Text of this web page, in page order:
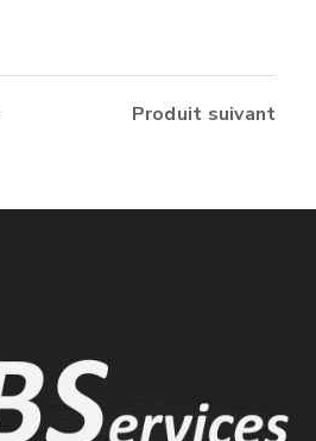
Produit suivant